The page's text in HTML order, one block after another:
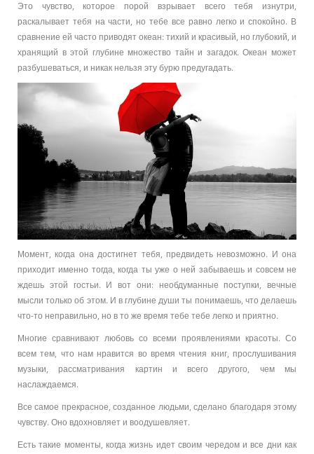
Это чувство, которое порой взрывает всего тебя изнутри,
раскалывает тебя на части, но тебе все равно легко и спокойно. В
сравнение ей часто приводят океан: тихий и красивый, но глубокий, и
хранящий в этой глубине множество тайн и загадок. Океан может
разбушеваться, и никак нельзя эту бурю предугадать.
Момент, когда она достигнет тебя, предвидеть невозможно. И она
приходит именно тогда, когда ты уже о ней забываешь и совсем не
ждешь этой гостьи. И вот они: необдуманные поступки, вечные
мысли только об этом. И в глубине души ты понимаешь, что делаешь
что-то неправильно, но в то же время тебе тебе легко и приятно.
Многие сравнивают любовь со всеми проявлениями красоты. Со
всем тем, что нам нравится во время чтения книг, прослушивания
музыки, рассматривания картин и всего другого, чем мы
наслаждаемся.
Все самое прекрасное, созданное людьми, сделано благодаря этому
чувству. Оно вдохновляет и воодушевляет.
Есть такие моменты, когда жизнь идет своим чередом и все дни как